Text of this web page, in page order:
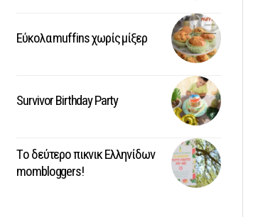
Εύκολα muffins χωρίς μίξερ
Survivor Birthday Party
Tο δεύτερο πικνικ Ελληνίδων
mombloggers!